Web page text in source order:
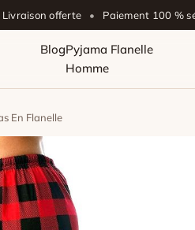
Livraison offerte • Paiement 100 %
BlogPyjama Flanelle
Homme
En Flanelle